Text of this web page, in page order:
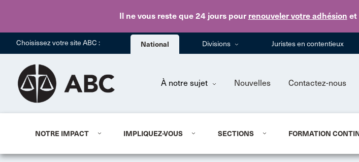
Il ne vous reste que 24 jourspour renouveler votre adhésion et
Choisissez votre site ABC : National Divisions Juristes en contentieux
À notre sujet Nouvelles Contactez-nous
NOTRE IMPACT IMPLIQUEZ-VOUS SECTIONS FORMATION